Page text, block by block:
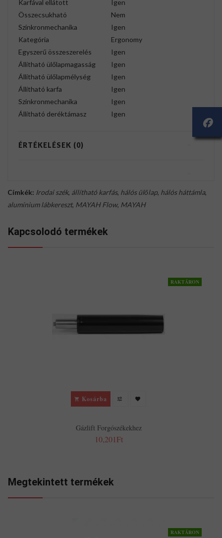
Karfával ellátott
Igen
Összecsukható
Nem
Szinkronmechanika
Igen
Kategória
Ergonomy
Egyszerű összeszerelés
Igen
Állítható ülőlapmagasság
Igen
Állítható ülőlapmélység
Igen
Állítható karfa
Igen
Szinkronmechanika
Igen
Állítható deréktámasz
Igen
ÉRTÉKELÉSEK (0)
Címkék: Irodai szék, állítható karfás, hálós ülőlap, hálós háttámla,
alumínium lábkereszt, MAYAH Flow, MAYAH
Kapcsolodó termékek
RAKTÁRON
Kosárba
Gázlift Forgószékekhez
10,201Ft
Megtekintett termékek
RAKTÁRON